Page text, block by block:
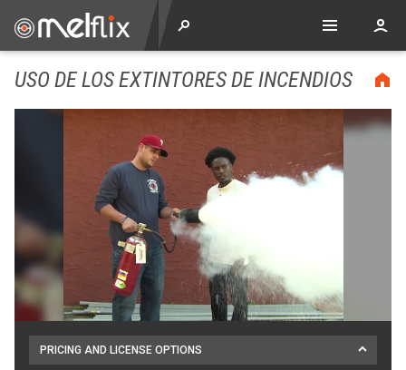
USO DE LOS EXTINTORES DE INCENDIOS
PRICING AND LICENSE OPTIONS